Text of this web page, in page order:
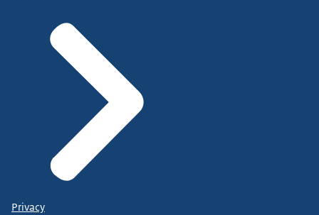
Privacy